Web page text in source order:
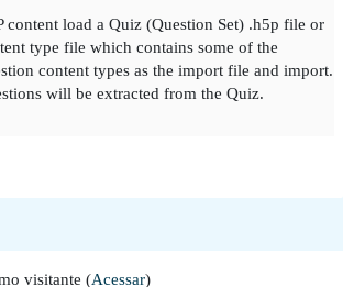
content load a Quiz (Question Set) .h5p file or
type file which contains some of the
content types as the import file and import.
will be extracted from the Quiz.
visitante (Acessar)